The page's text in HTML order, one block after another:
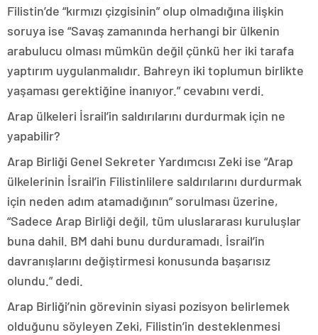
Filistin’de “kırmızı çizgisinin” olup olmadığına ilişkin
soruya ise “Savaş zamanında herhangi bir ülkenin
arabulucu olması mümkün değil çünkü her iki tarafa
yaptırım uygulanmalıdır. Bahreyn iki toplumun birlikte
yaşaması gerektiğine inanıyor.” cevabını verdi.
Arap ülkeleri İsrail’in saldırılarını durdurmak için ne
yapabilir?
Arap Birliği Genel Sekreter Yardımcısı Zeki ise “Arap
ülkelerinin İsrail’in Filistinlilere saldırılarını durdurmak
için neden adım atamadığının” sorulması üzerine,
“Sadece Arap Birliği değil, tüm uluslararası kuruluşlar
buna dahil. BM dahi bunu durduramadı. İsrail’in
davranışlarını değiştirmesi konusunda başarısız
olundu.” dedi.
Arap Birliği’nin görevinin siyasi pozisyon belirlemek
olduğunu söyleyen Zeki, Filistin’in desteklenmesi